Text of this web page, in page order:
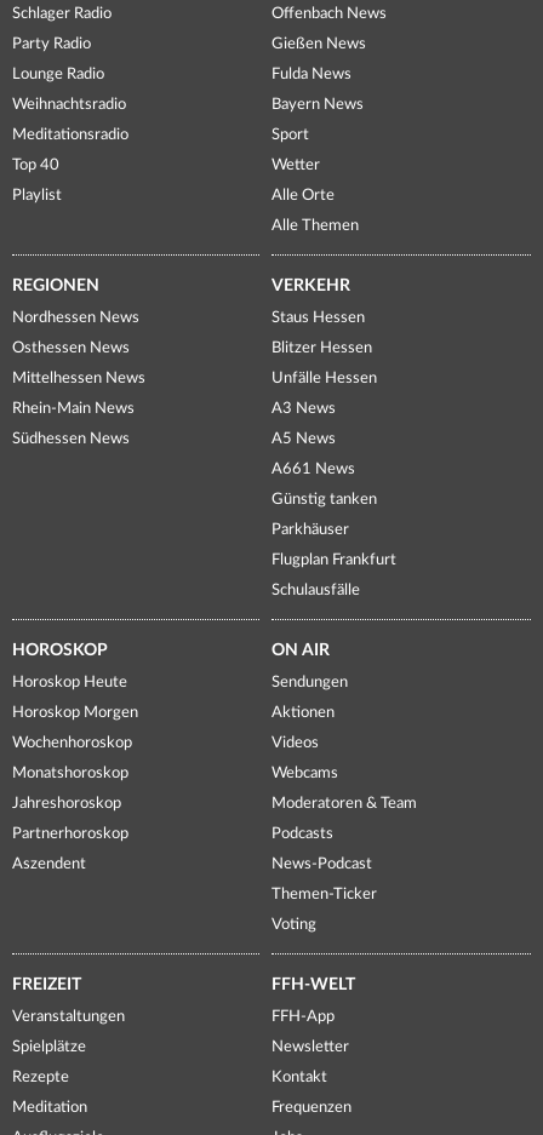
Schlager Radio
Party Radio
Lounge Radio
Weihnachtsradio
Meditationsradio
Top 40
Playlist
Offenbach News
Gießen News
Fulda News
Bayern News
Sport
Wetter
Alle Orte
Alle Themen
REGIONEN
Nordhessen News
Osthessen News
Mittelhessen News
Rhein-Main News
Südhessen News
VERKEHR
Staus Hessen
Blitzer Hessen
Unfälle Hessen
A3 News
A5 News
A661 News
Günstig tanken
Parkhäuser
Flugplan Frankfurt
Schulausfälle
HOROSKOP
Horoskop Heute
Horoskop Morgen
Wochenhoroskop
Monatshoroskop
Jahreshoroskop
Partnerhoroskop
Aszendent
ON AIR
Sendungen
Aktionen
Videos
Webcams
Moderatoren & Team
Podcasts
News-Podcast
Themen-Ticker
Voting
FREIZEIT
Veranstaltungen
Spielplätze
Rezepte
Meditation
FFH-WELT
FFH-App
Newsletter
Kontakt
Frequenzen